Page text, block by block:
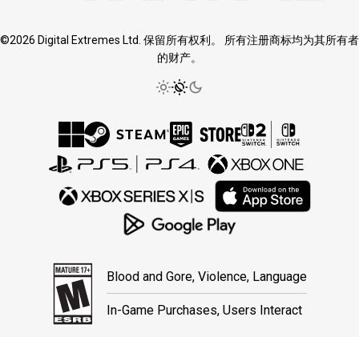
©2026 Digital Extremes Ltd. 保留所有权利。 所有注册商标均为其所有者
的财产。
Blood and Gore, Violence, Language
In-Game Purchases, Users Interact